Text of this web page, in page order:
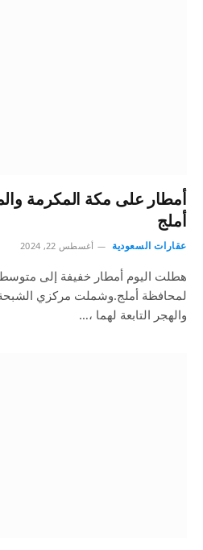
أمطار على مكة المكرمة
أملج
عقارات السعودية أغسطس 22, 2024
هطلت اليوم أمطار خفيفة إلى
لمحافظة أملج.وشملت مركزي
والهجر التابعة لهما ،…